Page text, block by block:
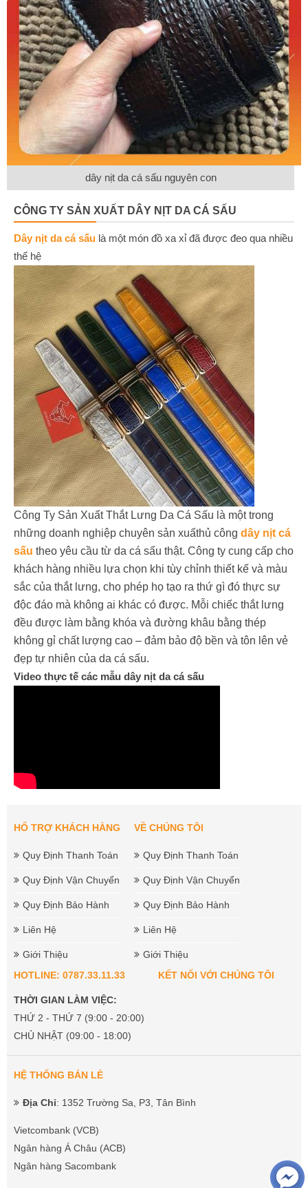
dây nịt da cá sấu nguyên con
CÔNG TY SẢN XUẤT DÂY NỊT DA CÁ SẤU
Dây nịt da cá sấu là một món đồ xa xỉ đã được đeo qua nhiều
thế hệ
Công Ty Sản Xuất Thắt Lưng Da Cá Sấu là một trong
những doanh nghiệp chuyên sản xuấthủ công dây nịt cá
sấu theo yêu cầu từ da cá sấu thật. Công ty cung cấp cho
khách hàng nhiều lựa chọn khi tùy chỉnh thiết kế và màu
sắc của thắt lưng, cho phép họ tạo ra thứ gì đó thực sự
độc đáo mà không ai khác có được. Mỗi chiếc thắt lưng
đều được làm bằng khóa và đường khâu bằng thép
không gỉ chất lượng cao – đảm bảo độ bền và tôn lên vẻ
đẹp tự nhiên của da cá sấu.
Video thực tế các mẫu dây nịt da cá sấu
HỔ TRỢ KHÁCH HÀNG
Quy Định Thanh Toán
Quy Định Vận Chuyển
Quy Định Bảo Hành
Liên Hệ
Giới Thiệu
VỀ CHÚNG TÔI
Quy Định Thanh Toán
Quy Định Vận Chuyển
Quy Định Bảo Hành
Liên Hệ
Giới Thiệu
HOTLINE: 0787.33.11.33
THỜI GIAN LÀM VIỆC:
THỨ 2 - THỨ 7 (9:00 - 20:00)
CHỦ NHẬT (09:00 - 18:00)
KẾT NỐI VỚI CHÚNG TÔI
HỆ THỐNG BÁN LẺ
Địa Chỉ: 1352 Trường Sa, P3, Tân Bình
Vietcombank (VCB)
Ngân hàng Á Châu (ACB)
Ngân hàng Sacombank